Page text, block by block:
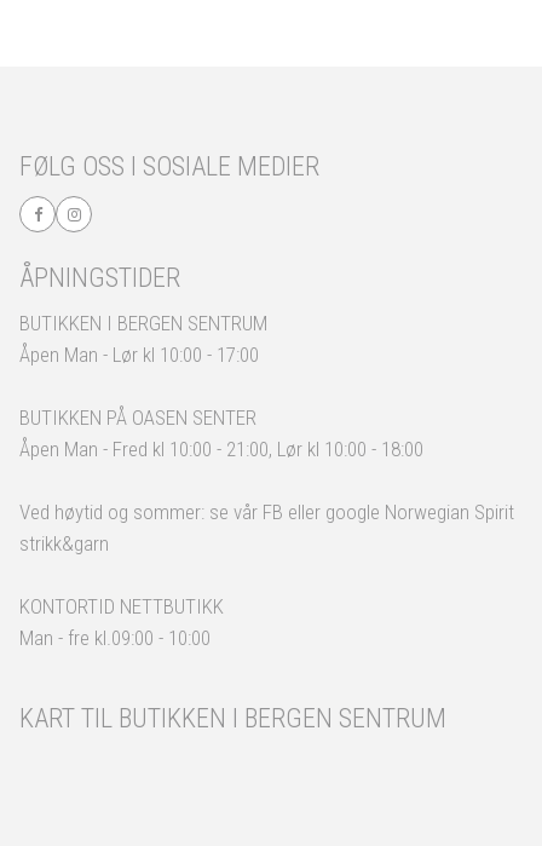
FØLG OSS I SOSIALE MEDIER
ÅPNINGSTIDER
BUTIKKEN I BERGEN SENTRUM
Åpen Man - Lør kl 10:00 - 17:00
BUTIKKEN PÅ OASEN SENTER
Åpen Man - Fred kl 10:00 - 21:00, Lør kl 10:00 - 18:00
Ved høytid og sommer: se vår FB eller google Norwegian Spirit
strikk&garn
KONTORTID NETTBUTIKK
Man - fre kl.09:00 - 10:00
KART TIL BUTIKKEN I BERGEN SENTRUM